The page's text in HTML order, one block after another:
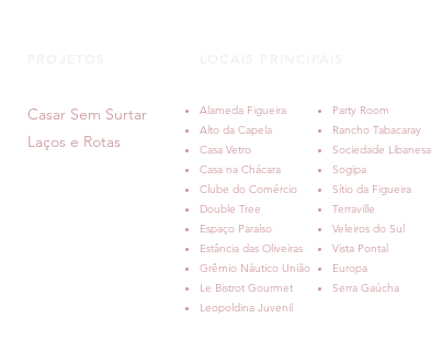
Casar Sem Surtar
Laços e Rotas
Alameda Figueira
Alto da Capela
Casa Vetro
Casa na Chácara
Clube do Comércio
Double Tree
Espaço Paraíso
Estância das Oliveiras
Grêmio Náutico União
Le Bistrot Gourmet
Leopoldina Juvenil
Party Room
Rancho Tabacaray
Sociedade Libanesa
Sogipa
Sítio da Figueira
Terraville
Veleiros do Sul
Vista Pontal
Europa
Serra Gaúcha